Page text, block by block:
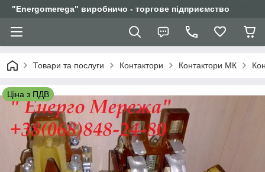
"Еnergomerega" виробничо - торгове підприємство
Товари та послуги Контактори Контактори МК
Ціна з ПДВ